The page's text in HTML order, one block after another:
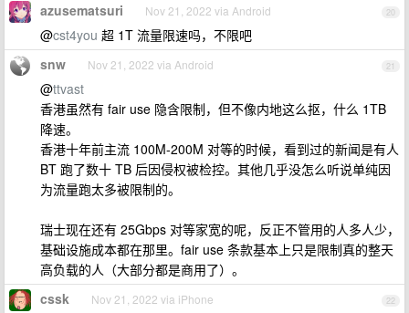
20
azusematsuri Nov 21, 2022 via Android
@cst4you 超 1T 流量限速吗，不限吧
21
snw Nov 21, 2022 via Android
@ttvast
香港虽然有 fair use 隐含限制，但不像内地这么抠，什么 1TB
降速。
香港十年前主流 100M-200M 对等的时候，看到过的新闻是有人
BT 跑了数十 TB 后因侵权被检控。其他几乎没怎么听说单纯因
为流量跑太多被限制的。
瑞士现在还有 25Gbps 对等家宽的呢，反正不管用的人多人少，
基础设施成本都在那里。fair use 条款基本上只是限制真的整天
高负载的人（大部分都是商用了）。
22
cssk Nov 21, 2022 via iPhone